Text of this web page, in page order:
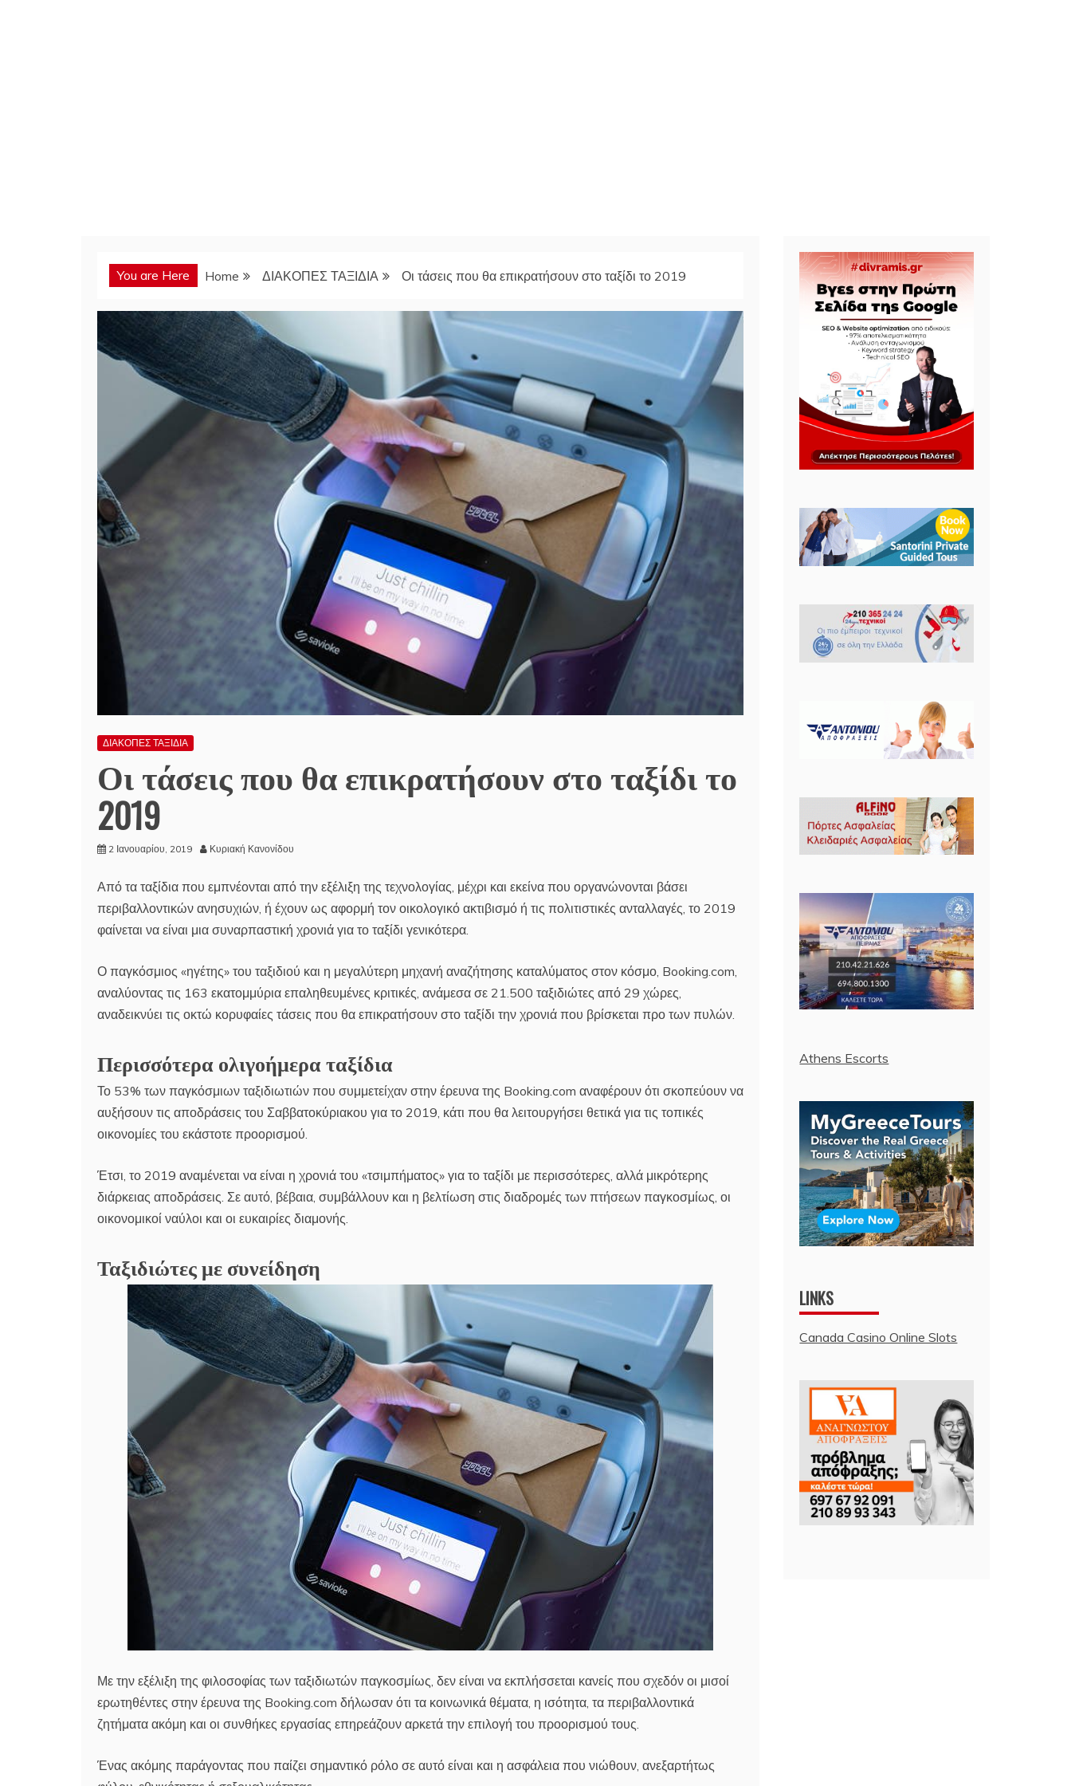
You are Here Home ΔΙΑΚΟΠΕΣ ΤΑΞΙΔΙΑ Οι τάσεις που θα επικρατήσουν στο ταξίδι το 2019
ΔΙΑΚΟΠΕΣ ΤΑΞΙΔΙΑ
Οι τάσεις που θα επικρατήσουν στο ταξίδι το
2019
2 Ιανουαρίου, 2019 Κυριακή Κανονίδου
Από τα ταξίδια που εμπνέονται από την εξέλιξη της τεχνολογίας, μέχρι και εκείνα που οργανώνονται βάσει
περιβαλλοντικών ανησυχιών, ή έχουν ως αφορμή τον οικολογικό ακτιβισμό ή τις πολιτιστικές ανταλλαγές, το 2019
φαίνεται να είναι μια συναρπαστική χρονιά για το ταξίδι γενικότερα.
Ο παγκόσμιος «ηγέτης» του ταξιδιού και η μεγαλύτερη μηχανή αναζήτησης καταλύματος στον κόσμο, Booking.com,
αναλύοντας τις 163 εκατομμύρια επαληθευμένες κριτικές, ανάμεσα σε 21.500 ταξιδιώτες από 29 χώρες,
αναδεικνύει τις οκτώ κορυφαίες τάσεις που θα επικρατήσουν στο ταξίδι την χρονιά που βρίσκεται προ των πυλών.
Περισσότερα ολιγοήμερα ταξίδια
Το 53% των παγκόσμιων ταξιδιωτιών που συμμετείχαν στην έρευνα της Booking.com αναφέρουν ότι σκοπεύουν να
αυξήσουν τις αποδράσεις του Σαββατοκύριακου για το 2019, κάτι που θα λειτουργήσει θετικά για τις τοπικές
οικονομίες του εκάστοτε προορισμού.
Έτσι, το 2019 αναμένεται να είναι η χρονιά του «τσιμπήματος» για το ταξίδι με περισσότερες, αλλά μικρότερης
διάρκειας αποδράσεις. Σε αυτό, βέβαια, συμβάλλουν και η βελτίωση στις διαδρομές των πτήσεων παγκοσμίως, οι
οικονομικοί ναύλοι και οι ευκαιρίες διαμονής.
Ταξιδιώτες με συνείδηση
Με την εξέλιξη της φιλοσοφίας των ταξιδιωτών παγκοσμίως, δεν είναι να εκπλήσσεται κανείς που σχεδόν οι μισοί
ερωτηθέντες στην έρευνα της Booking.com δήλωσαν ότι τα κοινωνικά θέματα, η ισότητα, τα περιβαλλοντικά
ζητήματα ακόμη και οι συνθήκες εργασίας επηρεάζουν αρκετά την επιλογή του προορισμού τους.
Ένας ακόμης παράγοντας που παίζει σημαντικό ρόλο σε αυτό είναι και η ασφάλεια που νιώθουν, ανεξαρτήτως
Athens Escorts
LINKS
Canada Casino Online Slots